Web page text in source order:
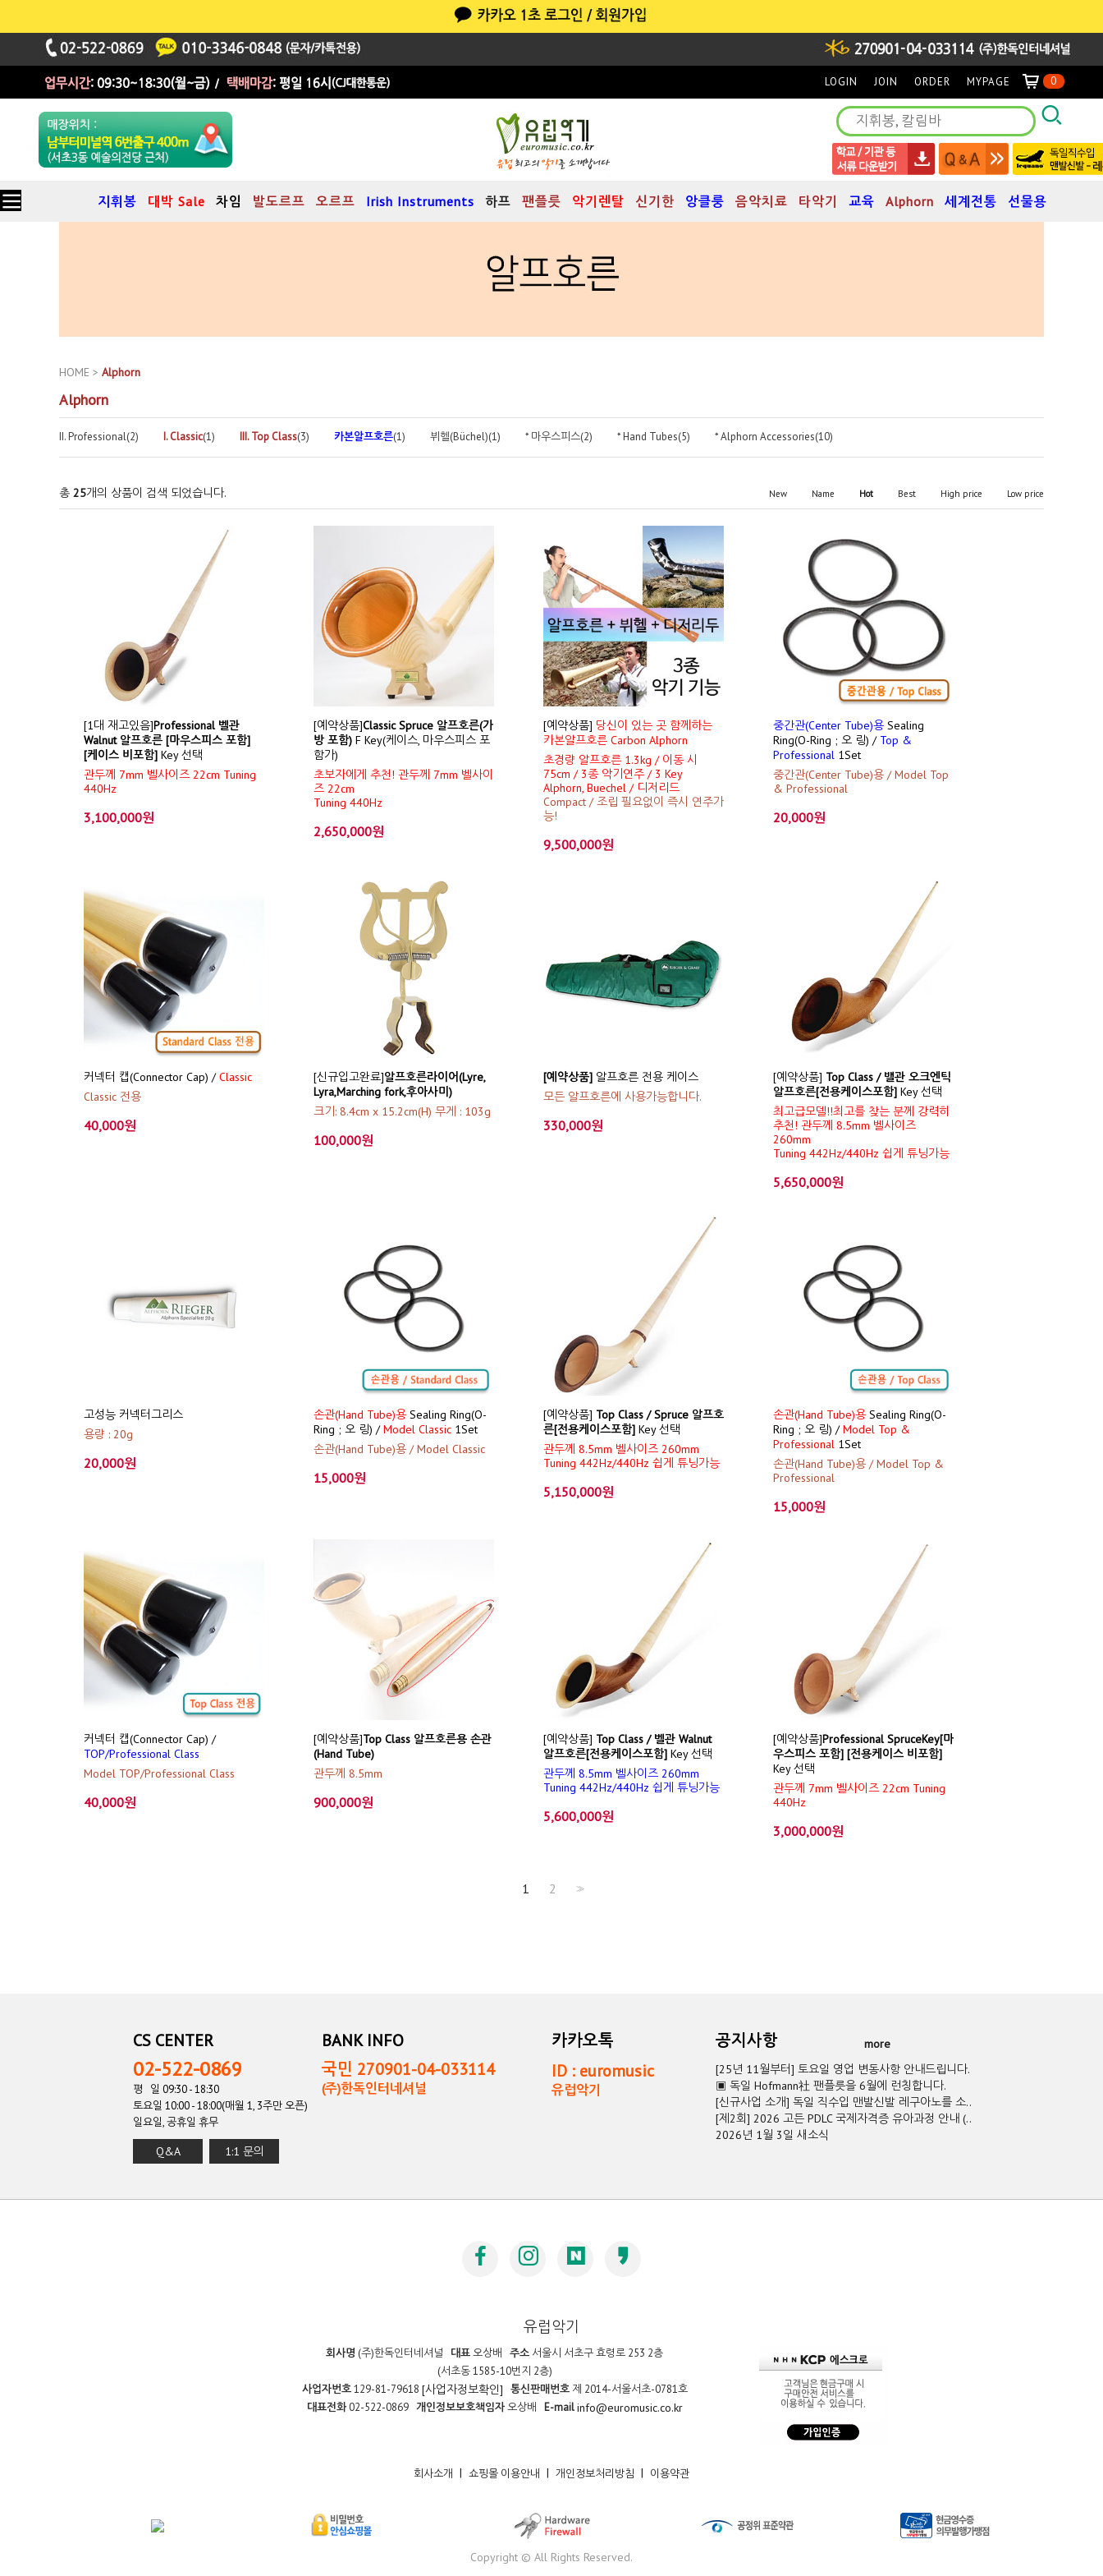
LOGIN JOIN ORDER MYPAGE 0
지휘봉 대박 Sale 차임 발도르프 오르프 Irish Instruments 하프 팬플릇 악기렌탈 신기한 앙클룽 음악치료 타악기 교육 Alphorn 세계전통 선물용
HOME > Alphorn
Alphorn
II. Professional(2) I. Classic(1) III. Top Class(3) 카본알프호른(1) 뷔헬(Büchel)(1) * 마우스피스(2) * Hand Tubes(5) * Alphorn Accessories(10)
총 25개의 상품이 검색 되었습니다. New Name Hot Best High price Low price
[1대 재고있음]Professional 벨관
Walnut 알프호른 [마우스피스 포함]
[케이스 비포함] Key 선택
관두께 7mm 벨사이즈 22cm Tuning
440Hz
3,100,000원
[예약상품]Classic Spruce 알프호른(가
방 포함) F Key(케이스, 마우스피스 포
함가)
초보자에게 추천! 관두께 7mm 벨사이
즈 22cm
Tuning 440Hz
2,650,000원
[예약상품] 당신이 있는 곳 함께하는
카본알프호른 Carbon Alphorn
초경량 알프호른 1.3kg / 이동 시
75cm / 3종 악기연주 / 3 Key
Alphorn, Buechel / 디저리드
Compact / 조립 필요없이 즉시 연주가
능!
9,500,000원
중간관(Center Tube)용 Sealing
Ring(O-Ring ; 오 링) / Top &
Professional 1Set
중간관(Center Tube)용 / Model Top
& Professional
20,000원
커넥터 캡(Connector Cap) /Classic
Classic 전용
40,000원
[신규입고완료]알프호른라이어(Lyre,
Lyra,Marching fork,후아사미)
크기: 8.4cm x 15.2cm(H) 무게 : 103g
100,000원
[예약상품] 알프호른 전용 케이스
모든 알프호른에 사용가능합니다.
330,000원
[예약상품] Top Class / 밸관 오크엔틱
알프호른[전용케이스포함] Key 선택
최고급모델!!최고를 찾는 분께 강력히
추천! 관두께 8.5mm 벨사이즈
260mm
Tuning 442Hz/440Hz 쉽게 튜닝가능
5,650,000원
고성능 커넥터그리스
용량 : 20g
20,000원
손관(Hand Tube)용 Sealing Ring(O-
Ring ; 오 링) /Model Classic 1Set
손관(Hand Tube)용 / Model Classic
15,000원
[예약상품] Top Class / Spruce 알프호
른[전용케이스포함] Key 선택
관두께 8.5mm 벨사이즈 260mm
Tuning 442Hz/440Hz 쉽게 튜닝가능
5,150,000원
손관(Hand Tube)용 Sealing Ring(O-
Ring ; 오 링) /Model Top &
Professional 1Set
손관(Hand Tube)용 / Model Top &
Professional
15,000원
커넥터 캡(Connector Cap) /
TOP/Professional Class
Model TOP/Professional Class
40,000원
[예약상품]Top Class 알프호른용 손관
(Hand Tube)
관두께 8.5mm
900,000원
[예약상품] Top Class / 벨관 Walnut
알프호른[전용케이스포함] Key 선택
관두께 8.5mm 벨사이즈 260mm
Tuning 442Hz/440Hz 쉽게 튜닝가능
5,600,000원
[예약상품]Professional SpruceKey[마
우스피스 포함] [전용케이스 비포함]
Key 선택
관두께 7mm 벨사이즈 22cm Tuning
440Hz
3,000,000원
1 2 >>
CS CENTER
02-522-0869
평 일 09:30 - 18:30
토요일 10:00 - 18:00(매월 1, 3주만 오픈)
일요일, 공휴일 휴무
Q&A 1:1 문의
BANK INFO
국민 270901-04-033114
(주)한독인터네셔널
카카오톡
ID : euromusic
유럽악기
공지사항
more
[25년 11월부터] 토요일 영업 변동사항 안내드립니다.
▣ 독일 Hofmann社 팬플릇을 6월에 런칭합니다.
[신규사업 소개] 독일 직수입 맨발신발 레구아노를 소..
[제2회] 2026 고든 PDLC 국제자격증 유아과정 안내 (..
2026년 1월 3일 새소식
유럽악기
회사명 (주)한독인터네셔널 대표오상배 주소 서울시 서초구 효령로 253 2층
(서초동 1585-10번지 2층)
사업자번호129-81-79618 [사업자정보확인] 통신판매번호제 2014-서울서초-0781호
대표전화02-522-0869 개인정보보호책임자오상배 E-mail info@euromusic.co.kr
회사소개 | 쇼핑몰 이용안내 | 개인정보처리방침 | 이용약관
Copyright © All Rights Reserved.